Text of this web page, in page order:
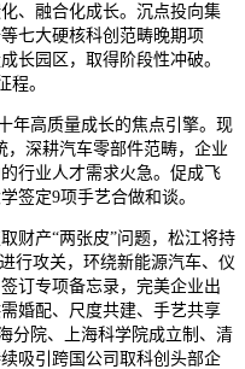
、融合化成长。沉点投向集
七大硬核科创范畴晚期项
长园区，取得阶段性冲破。
程。
高质量成长的焦点引擎。现
，深耕汽车零部件范畴，企业
行业人才需求火急。促成飞
签定9项手艺合做和谈。
产“两张皮”问题，松江将持
行攻关，环绕新能源汽车、仪
订专项备忘录，完美企业出
婚配、尺度共建、手艺共享
分院、上海科学院成立制、清
吸引跨国公司取科创头部企